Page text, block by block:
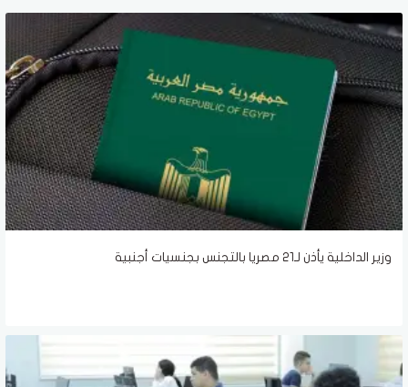
وزير الداخلية يأذن لـ21 مصريا بالتجنس بجنسيات أجنبية